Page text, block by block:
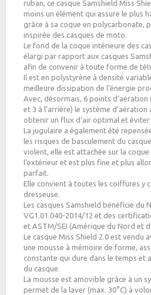
ruban, ce casque Samshield Miss
moins un élément qui assure le plus
grâce à sa coque en polycarbonate,
inspirée des casques de moto.
Le fond de la coque intérieure des
élargi par rapport aux casques
afin de convenir à toute forme de
Il est en polystyrène à densité
meilleure dissipation de l’énergie
Avec, désormais, 6 points d’aération
et 3 à l’arrière) le système
obtenir un flux d’air optimal et éviter
La jugulaire a également été
les risques de basculement du
violent, elle est attachée sur la
l’extérieur et est plus fine et plus
parfait.
Elle convient à toutes les coiffures y
dresseuse.
Les casques Samshield bénéficie du
VG1.01.040-2014/12 et des
et ASTM/SEI (Amérique du Nord et
Le casque Miss Shield 2.0 est vendu
une mousse à mémoire de forme,
constante qui dure dans le temps et
du casque.
La mousse est amovible grâce à un
permet de la laver (max. 30°C) à